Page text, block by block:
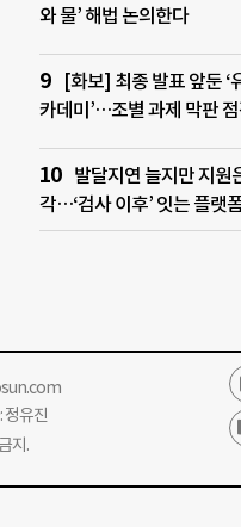
와 물’ 해법 논의한다
[화보] 최종 발표 앞둔 ‘
카데미’…조별 과제 막판
발달지연 늘지만 지원
각…‘검사 이후’ 잇는 플랫
유진
지.